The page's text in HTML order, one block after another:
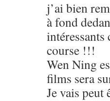
j’ai bien
à fond
intéressants
course !!!
Wen Ning
films sera
Je vais